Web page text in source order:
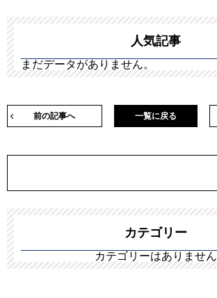
人気記事
まだデータがありません。
前の記事へ 一覧に戻る
カテゴリー
カテゴリーはありません